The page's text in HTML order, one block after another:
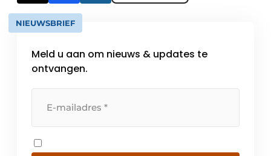
NIEUWSBRIEF
Meld u aan om nieuws & updates te
ontvangen.